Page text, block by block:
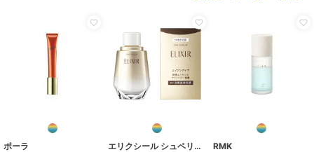
ポーラ エリクシール シュペリエル RMK